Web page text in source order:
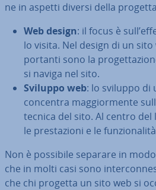
ne in aspetti diversi della
Web design: il focus è
lo visita. Nel design di un
por­tan­ti sono la
si naviga nel sito.
Sviluppo web: lo sviluppo di
concentra mag­gior­men­te
tecnica del sito. Al centro
le pre­sta­zio­ni e le
Non è possibile separare in
che in molti casi sono
che chi progetta un sito web si